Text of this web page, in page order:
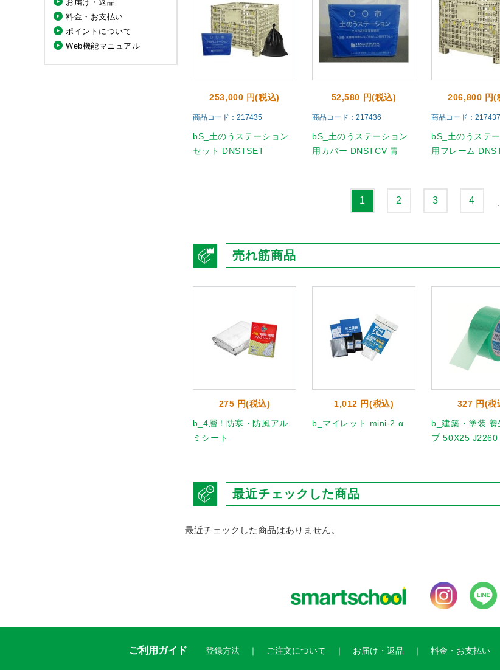
お届け・返品
料金・お支払い
ポイントについて
Web機能マニュアル
253,000 円(税込)
商品コード：217435
bS_土のうステーション
セット DNSTSET
52,580 円(税込)
商品コード：217436
bS_土のうステーション
用カバー DNSTCV 青
206,800 円(
商品コード：217437
bS_土のうステ
用フレーム
1 2 3 4
売れ筋商品
275 円(税込)
b_4層！防寒・防風アル
ミシート
1,012 円(税込)
b_マイレット mini-2 α
327 円(税
b_建築・塗装 養
プ 50X25 J2260
最近チェックした商品
最近チェックした商品はありません。
ご利用ガイド 登録方法 ご注文について お届け・返品 料金・お支払い